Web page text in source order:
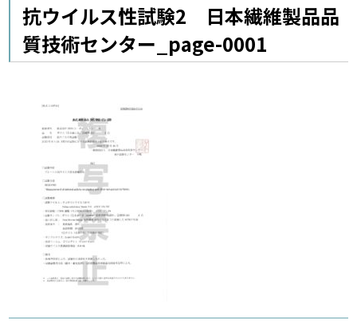
抗ウイルス性試験2 日本繊維製品品
質技術センター_page-0001